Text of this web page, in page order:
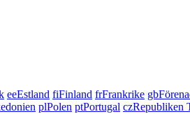
eeEstland fiFinland frFrankrike gb
plPolen ptPortugal czRepubliken